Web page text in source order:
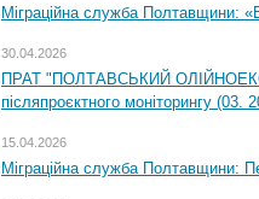
Міграційна служба Полтавщини:
30.04.2026
ПРАТ "ПОЛТАВСЬКИЙ
післяпроєктного моніторингу (03.
15.04.2026
Міграційна служба Полтавщини: